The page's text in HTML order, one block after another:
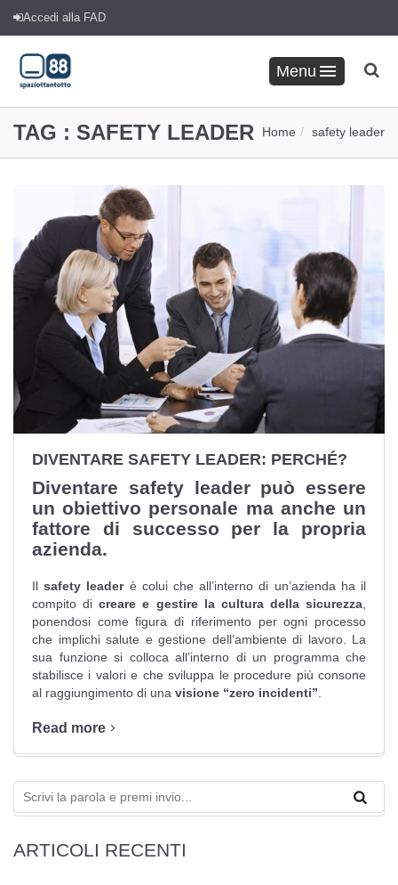
Accedi alla FAD
Menu
TAG : SAFETY LEADER Home safety leader
DIVENTARE SAFETY LEADER: PERCHÉ?
Diventare safety leader può essere
un obiettivo personale ma anche un
fattore di successo per la propria
azienda.
Ilsafety leaderè colui che all’interno di un’azienda ha il
compito dicreare e gestire la cultura della sicurezza
ponendosi come figura di riferimento per ogni processo
che implichi salute e gestione dell’ambiente di lavoro. La
sua funzione si colloca all’interno di un programma che
stabilisce i valori e che sviluppa le procedure più consone
al raggiungimento di una visione “zero incidenti”
Read more
ARTICOLI RECENTI